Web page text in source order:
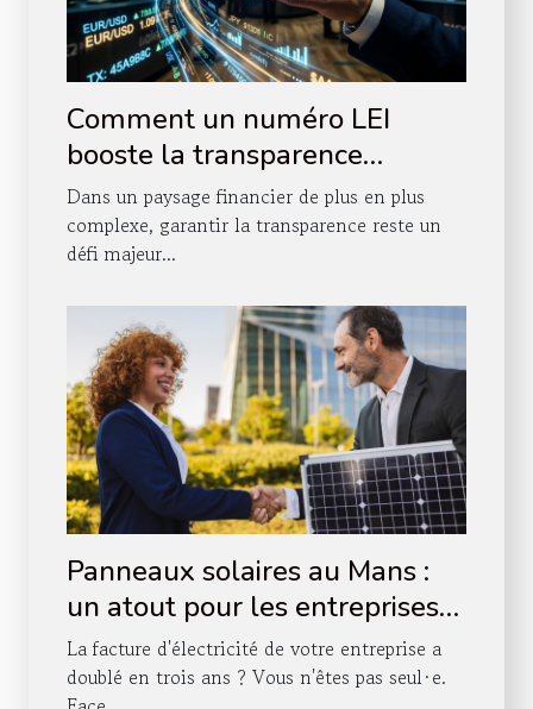
Comment un numéro LEI
booste la transparence
financière ?
Dans un paysage financier de plus en plus
complexe, garantir la transparence reste un
défi majeur...
Panneaux solaires au Mans :
un atout pour les entreprises
locales ?
La facture d'électricité de votre entreprise a
doublé en trois ans ? Vous n'êtes pas seul·e.